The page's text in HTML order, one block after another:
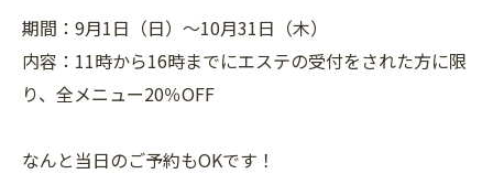
期間：9月1日（日）～10月31日（木）
内容：11時から16時までにエステの受付をされた方に限
り、全メニュー20％OFF
なんと当日のご予約もOKです！